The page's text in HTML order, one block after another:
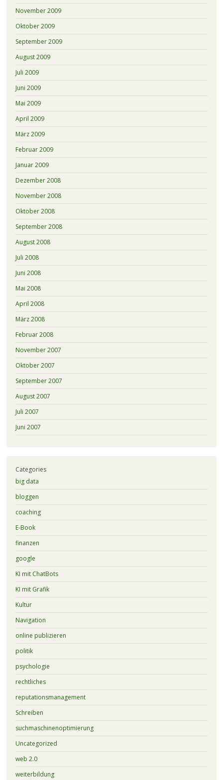
November 2009
Oktober 2009
September 2009
August 2009
Juli 2009
Juni 2009
Mai 2009
April 2009
März 2009
Februar 2009
Januar 2009
Dezember 2008
November 2008
Oktober 2008
September 2008
August 2008
Juli 2008
Juni 2008
Mai 2008
April 2008
März 2008
Februar 2008
November 2007
Oktober 2007
September 2007
August 2007
Juli 2007
Juni 2007
Categories
big data
bloggen
coaching
E-Book
finanzen
google
KI mit ChatBots
KI mit Grafik
Kultur
Navigation
online publizieren
politik
psychologie
rechtliches
reputationsmanagement
Schreiben
suchmaschinenoptimierung
Uncategorized
web 2.0
weiterbildung